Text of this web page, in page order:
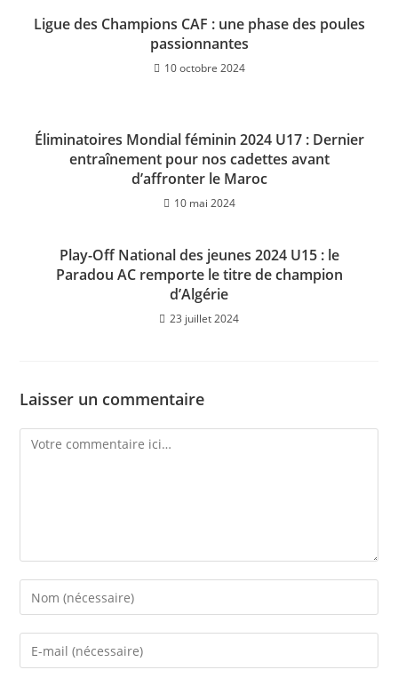
Ligue des Champions CAF : une phase des poules
passionnantes
10 octobre 2024
Éliminatoires Mondial féminin 2024 U17 : Dernier
entraînement pour nos cadettes avant
d’affronter le Maroc
10 mai 2024
Play-Off National des jeunes 2024 U15 : le
Paradou AC remporte le titre de champion
d’Algérie
23 juillet 2024
Laisser un commentaire
Comment
Enter
your
name
Enter
your